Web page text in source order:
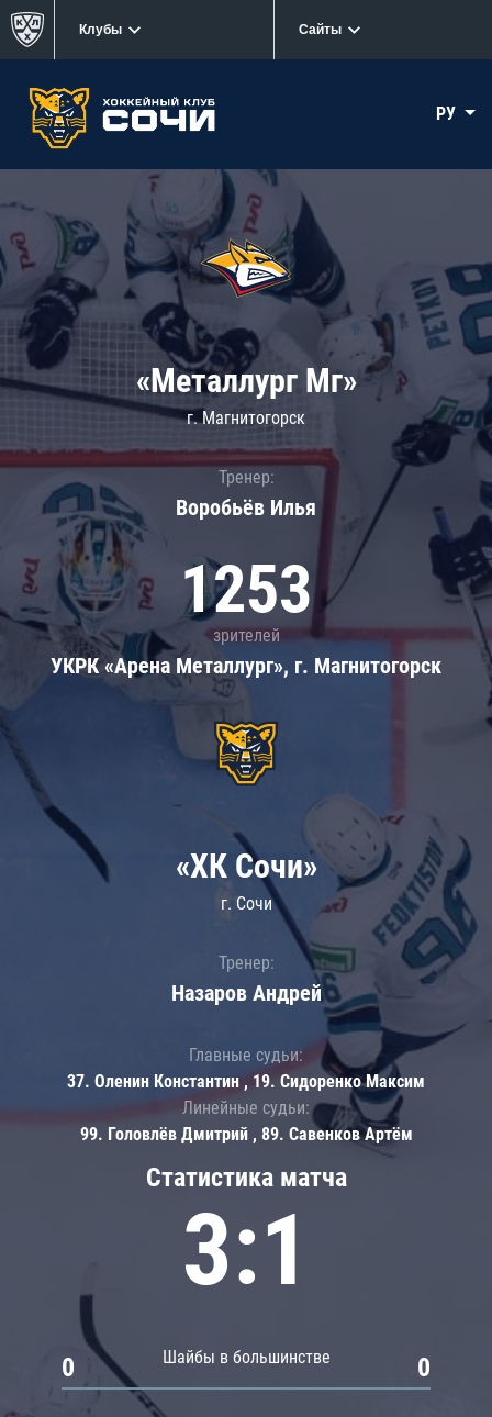
Клубы Сайты
РУ
«Металлург Мг»
г. Магнитогорск
Тренер:
Воробьёв Илья
1253
зрителей
УКРК «Арена Металлург», г. Магнитогорск
Статистика матча
3:1
Шайбы в большинстве
0 0
«ХК Сочи»
г. Сочи
Тренер:
Назаров Андрей
Главные судьи:
37. Оленин Константин , 19. Сидоренко Максим
Линейные судьи:
99. Головлёв Дмитрий , 89. Савенков Артём